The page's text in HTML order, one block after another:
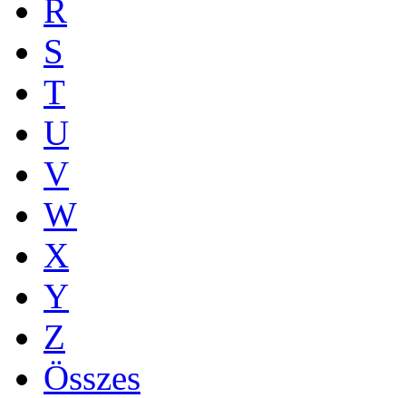
R
S
T
U
V
W
X
Y
Z
Összes